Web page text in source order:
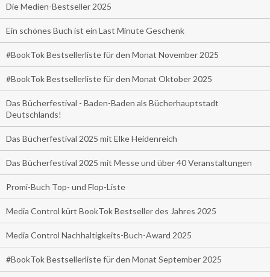
Die Medien-Bestseller 2025
Ein schönes Buch ist ein Last Minute Geschenk
#BookTok Bestsellerliste für den Monat November 2025
#BookTok Bestsellerliste für den Monat Oktober 2025
Das Bücherfestival - Baden-Baden als Bücherhauptstadt
Deutschlands!
Das Bücherfestival 2025 mit Elke Heidenreich
Das Bücherfestival 2025 mit Messe und über 40 Veranstaltungen
Promi-Buch Top- und Flop-Liste
Media Control kürt BookTok Bestseller des Jahres 2025
Media Control Nachhaltigkeits-Buch-Award 2025
#BookTok Bestsellerliste für den Monat September 2025